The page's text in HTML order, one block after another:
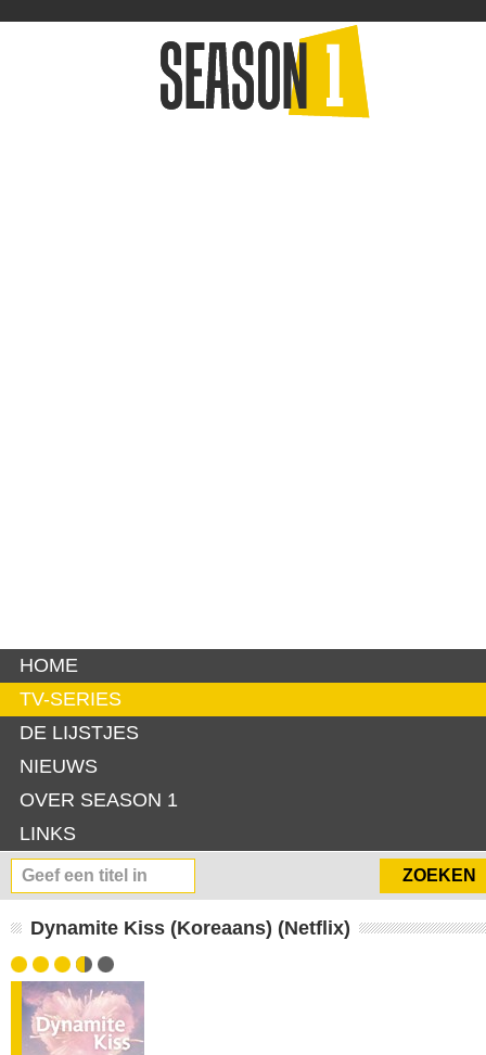
HOME
TV-SERIES
DE LIJSTJES
NIEUWS
OVER SEASON 1
LINKS
Dynamite Kiss (Koreaans) (Netflix)